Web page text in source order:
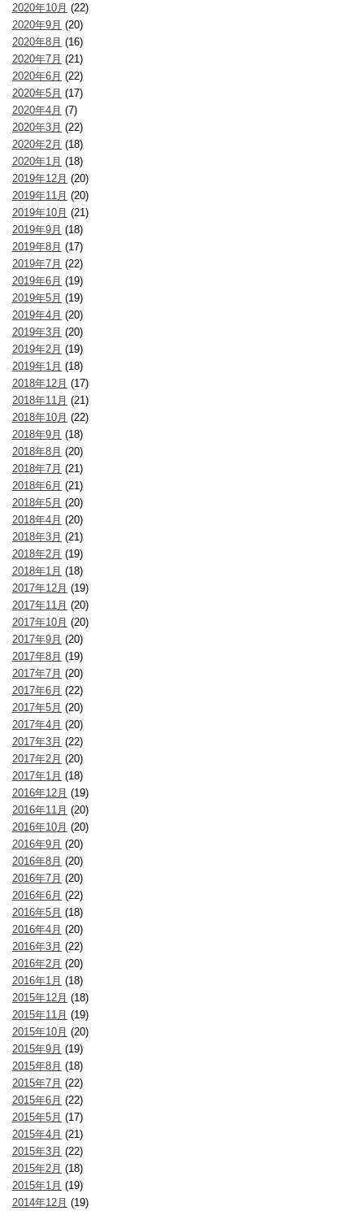
2020年10月 (22)
2020年9月 (20)
2020年8月 (16)
2020年7月 (21)
2020年6月 (22)
2020年5月 (17)
2020年4月 (7)
2020年3月 (22)
2020年2月 (18)
2020年1月 (18)
2019年12月 (20)
2019年11月 (20)
2019年10月 (21)
2019年9月 (18)
2019年8月 (17)
2019年7月 (22)
2019年6月 (19)
2019年5月 (19)
2019年4月 (20)
2019年3月 (20)
2019年2月 (19)
2019年1月 (18)
2018年12月 (17)
2018年11月 (21)
2018年10月 (22)
2018年9月 (18)
2018年8月 (20)
2018年7月 (21)
2018年6月 (21)
2018年5月 (20)
2018年4月 (20)
2018年3月 (21)
2018年2月 (19)
2018年1月 (18)
2017年12月 (19)
2017年11月 (20)
2017年10月 (20)
2017年9月 (20)
2017年8月 (19)
2017年7月 (20)
2017年6月 (22)
2017年5月 (20)
2017年4月 (20)
2017年3月 (22)
2017年2月 (20)
2017年1月 (18)
2016年12月 (19)
2016年11月 (20)
2016年10月 (20)
2016年9月 (20)
2016年8月 (20)
2016年7月 (20)
2016年6月 (22)
2016年5月 (18)
2016年4月 (20)
2016年3月 (22)
2016年2月 (20)
2016年1月 (18)
2015年12月 (18)
2015年11月 (19)
2015年10月 (20)
2015年9月 (19)
2015年8月 (18)
2015年7月 (22)
2015年6月 (22)
2015年5月 (17)
2015年4月 (21)
2015年3月 (22)
2015年2月 (18)
2015年1月 (19)
2014年12月 (19)